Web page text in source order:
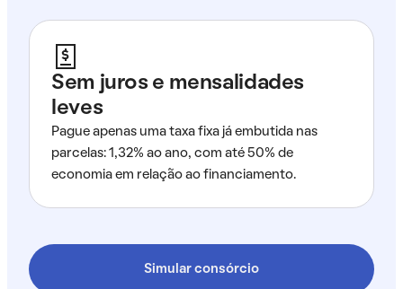
Sem juros e mensalidades
leves
Pague apenas uma taxa fixa já embutida nas
parcelas: 1,32% ao ano, com até 50% de
economia em relação ao financiamento.
Simular consórcio